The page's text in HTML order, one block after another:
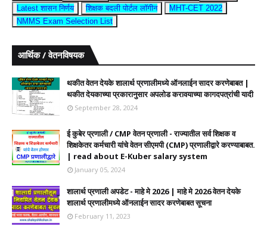
Latest शासन निर्णय
शिक्षक बदली पोर्टल लॉगीन
MHT-CET 2022
NMMS Exam Selection List
आर्थिक / वेतनविषयक
थकीत वेतन देयके शालार्थ प्रणालीमध्ये ऑनलाईन सादर करणेबाबत |
थकीत देयकाच्या प्रकारानुसार अपलोड करावयाच्या कागदपत्रांची यादी
September 28, 2024
ई कुबेर प्रणाली / CMP वेतन प्रणाली - राज्यातील सर्व शिक्षक व
शिक्षकेतर कर्मचारी यांचे वेतन सीएमपी (CMP) प्रणालीद्वारे करण्याबाबत.
| read about E-Kuber salary system
January 05, 2024
शालार्थ प्रणाली अपडेट - माहे मे 2026 | माहे मे 2026 वेतन देयके
शालार्थ प्रणालीमध्ये ऑनलाईन सादर करणेबाबत सूचना
February 11, 2023